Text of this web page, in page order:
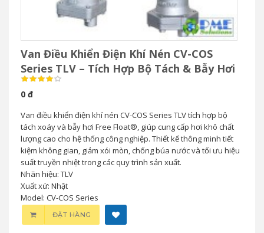
Van Điều Khiển Điện Khí Nén CV-COS
Series TLV – Tích Hợp Bộ Tách & Bẫy Hơi
0 đ
Van điều khiển điện khí nén CV-COS Series TLV tích hợp bộ
tách xoáy và bẫy hơi Free Float®, giúp cung cấp hơi khô chất
lượng cao cho hệ thống công nghiệp. Thiết kế thông minh tiết
kiệm không gian, giảm xói mòn, chống búa nước và tối ưu hiệu
suất truyền nhiệt trong các quy trình sản xuất.
Nhãn hiệu: TLV
Xuất xứ: Nhật
Model: CV-COS Series
ĐẶT HÀNG